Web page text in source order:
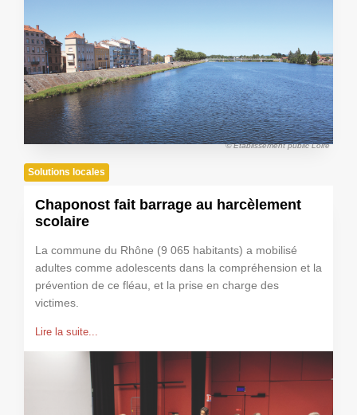
© Établissement public Loire
Solutions locales
Chaponost fait barrage au harcèlement
scolaire
La commune du Rhône (9 065 habitants) a mobilisé
adultes comme adolescents dans la compréhension et la
prévention de ce fléau, et la prise en charge des
victimes.
Lire la suite...